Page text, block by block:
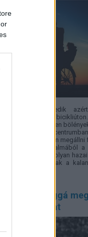
gyerek lelkesedik
át tekerjen egy
akkor, ha útközben
sétálni,
egy vár tövében megállni
világnapja alkalmából a
összegyűjtött öt olyan
maga az út csak a
a „világgá
is torkollhat